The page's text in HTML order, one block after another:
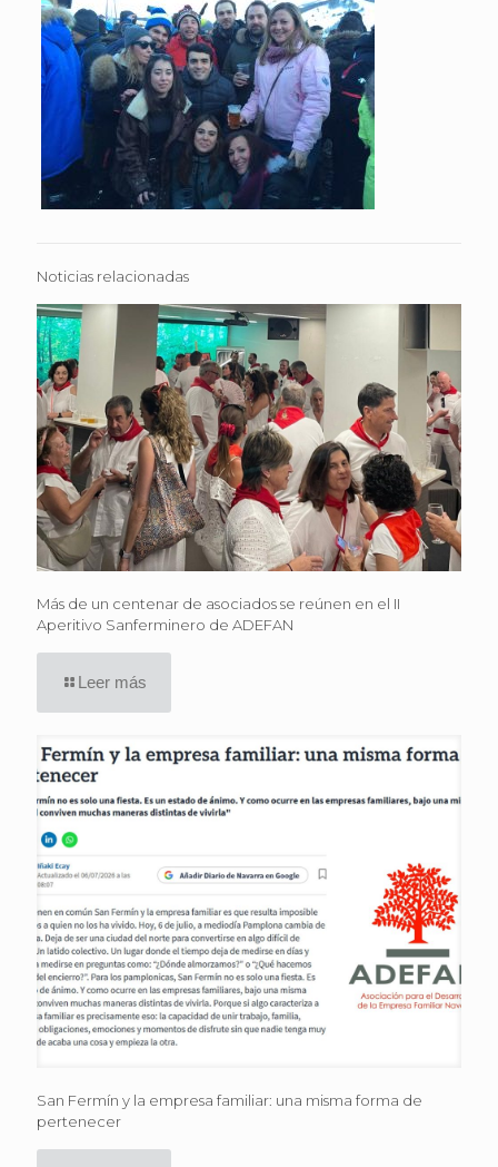
Noticias relacionadas
Más de un centenar de asociados se reúnen en el II
Aperitivo Sanferminero de ADEFAN
Leer más
San Fermín y la empresa familiar: una misma forma de
pertenecer